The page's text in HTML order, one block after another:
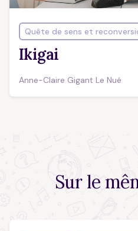
Quête de sens et
Ikigai
Anne-Claire Gigant Le Nué
Sur le